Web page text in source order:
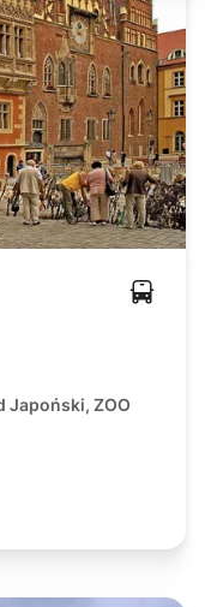
Japoński, ZOO